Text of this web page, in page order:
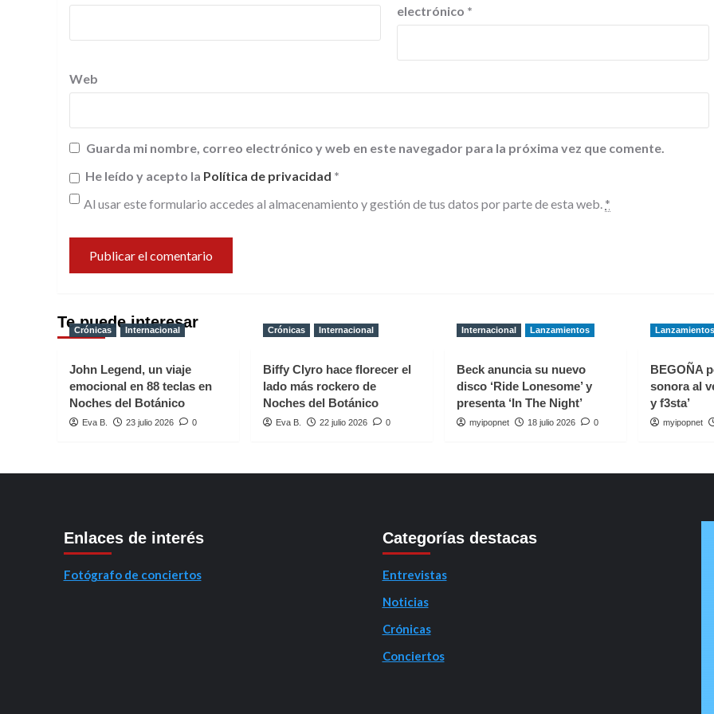
electrónico *
Web
Guarda mi nombre, correo electrónico y web en este navegador para la próxima vez que comente.
He leído y acepto la Política de privacidad *
Al usar este formulario accedes al almacenamiento y gestión de tus datos por parte de esta web. *
Te puede interesar
Crónicas Internacional
John Legend, un viaje
emocional en 88 teclas en
Noches del Botánico
Eva B. 23 julio 2026 0
Crónicas Internacional
Biffy Clyro hace florecer el
lado más rockero de
Noches del Botánico
Eva B. 22 julio 2026 0
Internacional Lanzamientos
Beck anuncia su nuevo
disco ‘Ride Lonesome’ y
presenta ‘In The Night’
myipopnet 18 julio 2026 0
Lanzamientos
BEGOÑA
sonora al
y f3sta’
myipopnet
Enlaces de interés
Fotógrafo de conciertos
Categorías destacas
Entrevistas
Noticias
Crónicas
Conciertos